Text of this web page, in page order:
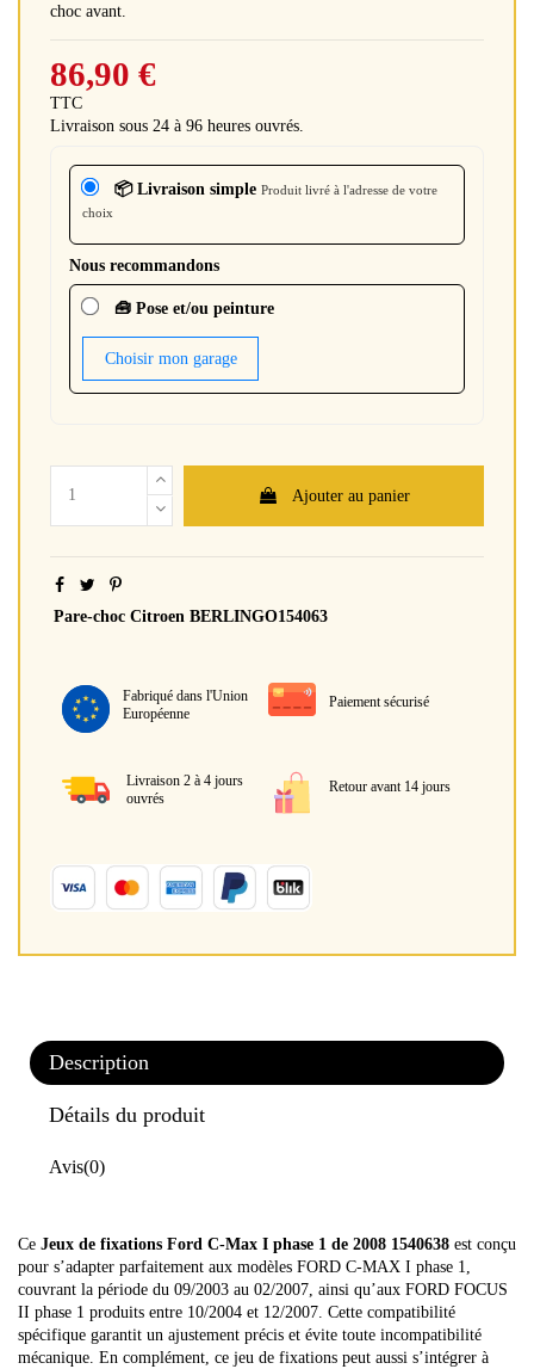
choc avant.
86,90 €
TTC
Livraison sous 24 à 96 heures ouvrés.
📦 Livraison simple Produit livré à l'adresse de votre
choix
Nous recommandons
🧰 Pose et/ou peinture
Choisir mon garage
Ajouter au panier
Pare-choc Citroen BERLINGO154063
Fabriqué dans l'Union
Européenne
Paiement sécurisé
Livraison 2 à 4 jours
ouvrés
Retour avant 14 jours
Description
Détails du produit
Avis(0)
Ce Jeux de fixations Ford C-Max I phase 1 de 2008 1540638 est conçu
pour s’adapter parfaitement aux modèles FORD C-MAX I phase 1,
couvrant la période du 09/2003 au 02/2007, ainsi qu’aux FORD FOCUS
II phase 1 produits entre 10/2004 et 12/2007. Cette compatibilité
spécifique garantit un ajustement précis et évite toute incompatibilité
mécanique. En complément, ce jeu de fixations peut aussi s’intégrer à